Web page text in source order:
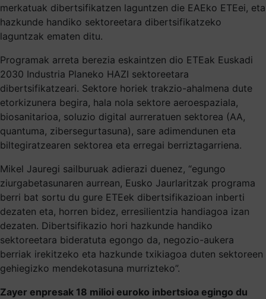
merkatuak dibertsifikatzen laguntzen die EAEko ETEei, eta
hazkunde handiko sektoreetara dibertsifikatzeko
laguntzak ematen ditu.
Programak arreta berezia eskaintzen dio ETEak Euskadi
2030 Industria Planeko HAZI sektoreetara
dibertsifikatzeari. Sektore horiek trakzio-ahalmena dute
etorkizunera begira, hala nola sektore aeroespaziala,
biosanitarioa, soluzio digital aurreratuen sektorea (AA,
quantuma, zibersegurtasuna), sare adimendunen eta
biltegiratzearen sektorea eta erregai berriztagarriena.
Mikel Jauregi sailburuak adierazi duenez, “egungo
ziurgabetasunaren aurrean, Eusko Jaurlaritzak programa
berri bat sortu du gure ETEek dibertsifikazioan inberti
dezaten eta, horren bidez, erresilientzia handiagoa izan
dezaten. Dibertsifikazio hori hazkunde handiko
sektoreetara bideratuta egongo da, negozio-aukera
berriak irekitzeko eta hazkunde txikiagoa duten sektoreen
gehiegizko mendekotasuna murrizteko”.
Zayer enpresak 18 milioi euroko inbertsioa egingo du